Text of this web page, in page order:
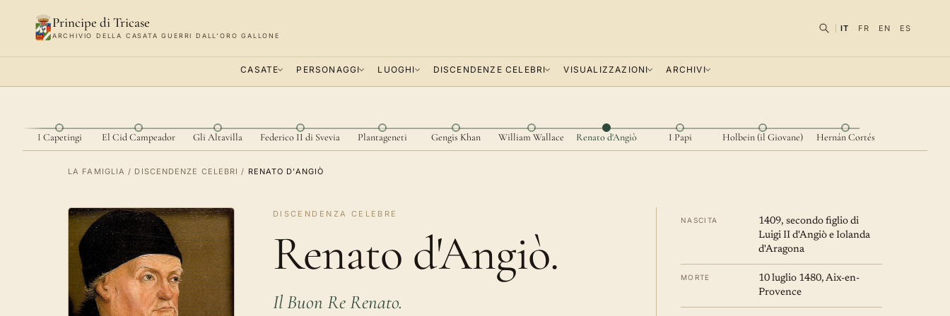
Principe di Tricase
ARCHIVIO DELLA CASATA GUERRI DALL'ORO GALLONE
IT FR EN ES
CASATE PERSONAGGI LUOGHI DISCENDENZE CELEBRI VISUALIZZAZIONI ARCHIVI
I Capetingi El Cid Campeador Gli Altavilla Federico II di Svevia Plantageneti Gengis Khan William Wallace Renato d'Angiò I Papi Holbein (il Giovane) Hernán Cortés
LA FAMIGLIA / DISCENDENZE CELEBRI / RENATO D'ANGIÒ
DISCENDENZA CELEBRE
Renato d'Angiò.
Il Buon Re Renato.
NASCITA
1409, secondo figlio di
Luigi II d'Angiò e Iolanda
d'Aragona
MORTE
10 luglio 1480, Aix-en-
Provence